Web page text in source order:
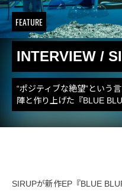
FEATURE
INTERVIEW /
“ポジティブな絶望”という
陣と作り上げた『BLUE
SIRUPが新作EP『BLUE